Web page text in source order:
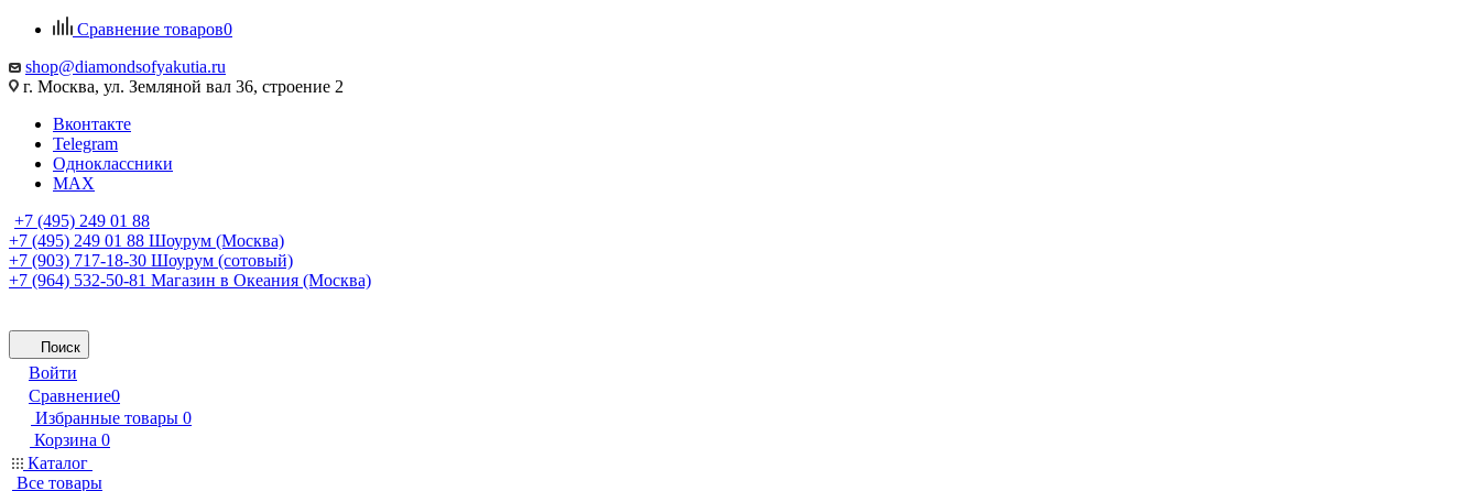
Сравнение товаров0
shop@diamondsofyakutia.ru
г. Москва, ул. Земляной вал 36, строение 2
Вконтакте
Telegram
Одноклассники
MAX
+7 (495) 249 01 88
+7 (495) 249 01 88 Шоурум (Москва)
+7 (903) 717-18-30 Шоурум (сотовый)
+7 (964) 532-50-81 Магазин в Океания (Москва)
Поиск
Войти
Сравнение0
Избранные товары 0
Корзина 0
Каталог
Все товары